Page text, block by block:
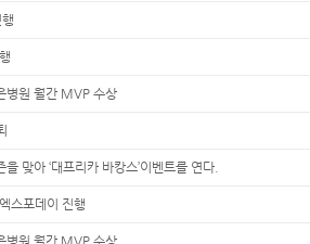
병원 월간 MVP 수상
맞아 ‘대프리카 바캉스’이벤트를 연다.
스포데이 진행
병원 월간 MVP 수상